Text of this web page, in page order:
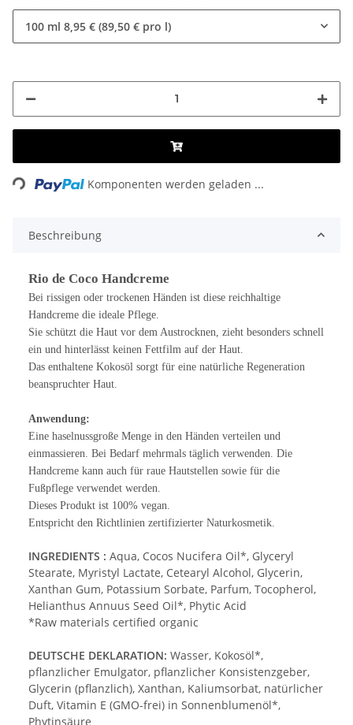
100 ml 8,95 € (89,50 € pro l)
Loading... Komponenten werden geladen ...
Beschreibung
Rio de Coco Handcreme
Bei rissigen oder trockenen Händen ist diese reichhaltige
Handcreme die ideale Pflege.
Sie schützt die Haut vor dem Austrocknen, zieht besonders schnell
ein und hinterlässt keinen Fettfilm auf der Haut.
Das enthaltene Kokosöl sorgt für eine natürliche Regeneration
beanspruchter Haut.
Anwendung:
Eine haselnussgroße Menge in den Händen verteilen und
einmassieren. Bei Bedarf mehrmals täglich verwenden. Die
Handcreme kann auch für raue Hautstellen sowie für die
Fußpflege verwendet werden.
Dieses Produkt ist 100% vegan.
Entspricht den Richtlinien zertifizierter Naturkosmetik.
INGREDIENTS : Aqua, Cocos Nucifera Oil*, Glyceryl
Stearate, Myristyl Lactate, Cetearyl Alcohol, Glycerin,
Xanthan Gum, Potassium Sorbate, Parfum, Tocopherol,
Helianthus Annuus Seed Oil*, Phytic Acid
*Raw materials certified organic
DEUTSCHE DEKLARATION: Wasser, Kokosöl*,
pflanzlicher Emulgator, pflanzlicher Konsistenzgeber,
Glycerin (pflanzlich), Xanthan, Kaliumsorbat, natürlicher
Duft, Vitamin E (GMO-frei) in Sonnenblumenöl*,
Phytinsäure